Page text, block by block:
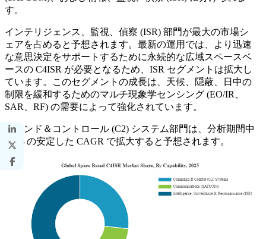
す。
インテリジェンス、監視、偵察 (ISR) 部門が最大の市場シ
ェアを占めると予想されます。最新の運用では、より迅速
な意思決定をサポートするために永続的な広域スペースベ
ースの C4ISR が必要となるため、ISR セグメントは拡大し
ています。このセグメントの成長は、天候、隠蔽、日中の
制限を緩和するためのマルチ現象学センシング (EO/IR、
SAR、RF) の需要によって強化されています。
コマンド＆コントロール (C2) システム部門は、分析期間中
7.6% の安定した CAGR で拡大すると予想されます。